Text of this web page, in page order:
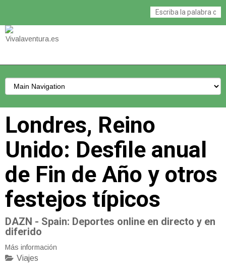
Londres, Reino
Unido: Desfile anual
de Fin de Año y otros
festejos típicos
DAZN - Spain: Deportes online en directo y en
diferido
Más información
Viajes